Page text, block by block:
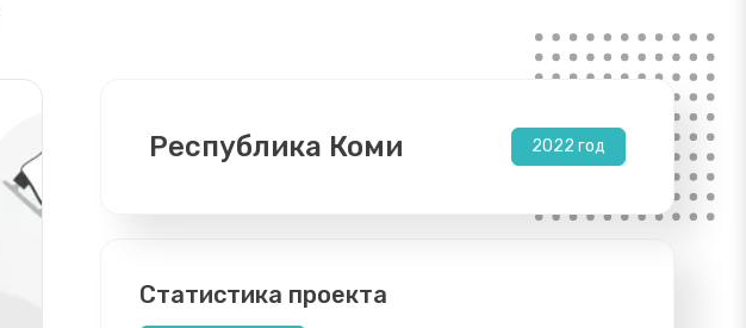
Республика Коми 2022 год
Статистика проекта